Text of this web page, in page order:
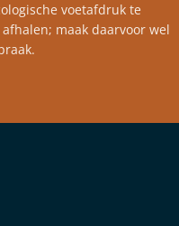
voetafdruk te
maak daarvoor wel